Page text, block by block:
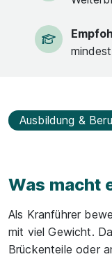
Ausbildung &
Was macht
Als Kranführer
mit viel Gewicht.
Brückenteile oder